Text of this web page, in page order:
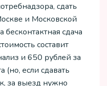
сдать
и Московской
сдача
составит
и 650 рублей за
(но, если сдавать
за выезд нужно